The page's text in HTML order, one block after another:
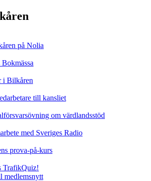
på Nolia
Bokmässa
i Bilkåren
till kansliet
om värdlandsstöd
med Sveriges Radio
prova-på-kurs
TrafikQuiz!
medlemsnytt